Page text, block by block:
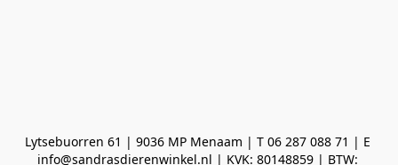
Lytsebuorren 61 | 9036 MP Menaam | T 06 287 088 71 | E
info@sandrasdierenwinkel.nl | KVK: 80148859 | BTW: